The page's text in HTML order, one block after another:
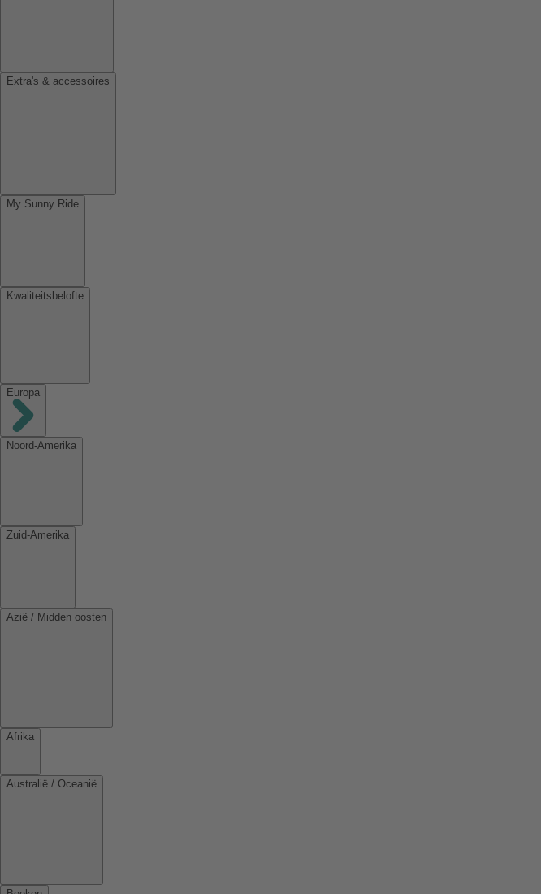
Extra's & accessoires
My Sunny Ride
Kwaliteitsbelofte
Europa
Noord-Amerika
Zuid-Amerika
Azië / Midden oosten
Afrika
Australië / Oceanië